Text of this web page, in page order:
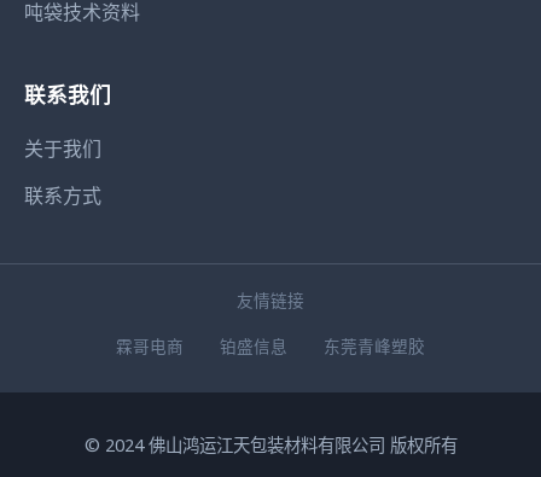
吨袋技术资料
联系我们
关于我们
联系方式
友情链接
霖哥电商
铂盛信息 东莞青峰塑胶
© 2024 佛山鸿运江天包装材料有限公司 版权所有